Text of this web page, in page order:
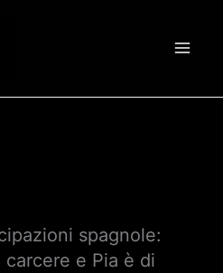
spagnole:
e Pia è di